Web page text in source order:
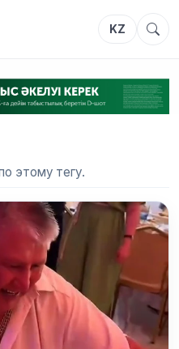
KZ
этому тегу.